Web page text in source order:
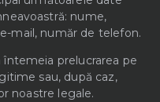
nume,
mail, număr de telefon.
prelucrarea pe
sau, după caz,
noastre legale.